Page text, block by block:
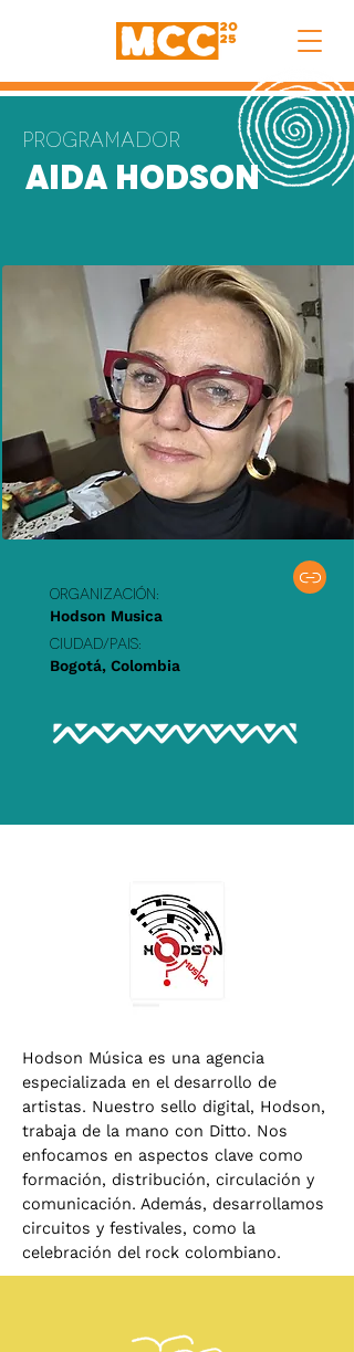
Programador
Aida Hodson
Organización:
Hodson Musica
Ciudad/PAIS:
Bogotá, Colombia
Hodson Música es una agencia
especializada en el desarrollo de
artistas. Nuestro sello digital, Hodson,
trabaja de la mano con Ditto. Nos
enfocamos en aspectos clave como
formación, distribución, circulación y
comunicación. Además, desarrollamos
circuitos y festivales, como la
celebración del rock colombiano.